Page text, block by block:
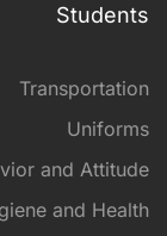
Students
Transportation
Uniforms
and Attitude
and Health